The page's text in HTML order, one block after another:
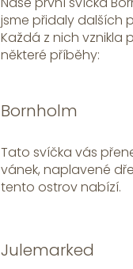
jsme přidaly dalších
Každá z nich
některé příběhy:
Bornholm
Tato svíčka vás
vánek, naplavené
tento ostrov nabízí.
Julemarked